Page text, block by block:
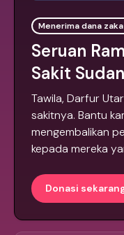
Menerima dana
Seruan
Sakit Sudan
Tawila, Darfur
sakitnya. Bantu
mengembalikan
kepada mereka
Donasi